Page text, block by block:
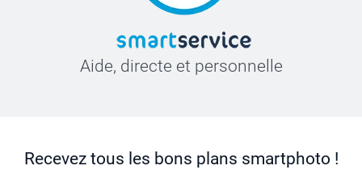
Aide, directe et personnelle
Recevez tous les bons plans smartphoto !